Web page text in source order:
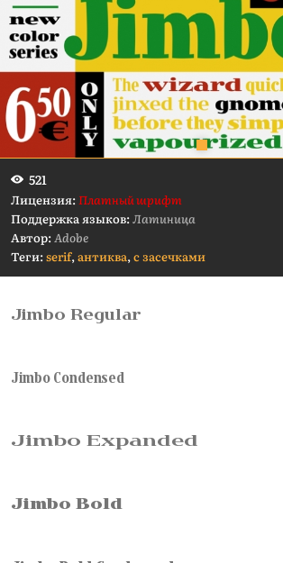
521
Лицензия:Платный шрифт
Поддержка языков:Латиница
Автор:Adobe
Теги:serif,антиква,с засечками